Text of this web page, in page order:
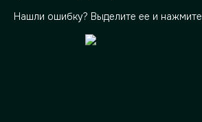
Нашли ошибку? Выделите ее и нажмите